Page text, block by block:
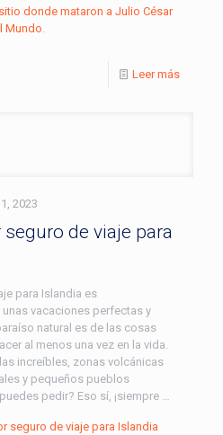
donde mataron a Julio César
Mundo.
Leer más
2023
de viaje para
para Islandia es
vacaciones perfectas y
natural es de las cosas
al menos una vez en la vida.
increíbles, zonas volcánicas
y pequeños pueblos
pedir? Eso sí, ¡siempre …
seguro de viaje para Islandia